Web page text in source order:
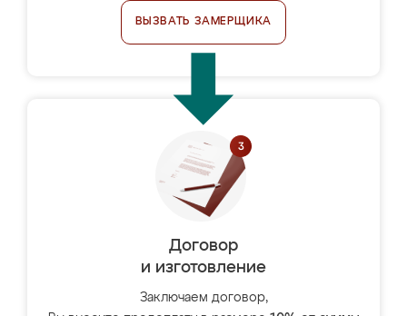
ВЫЗВАТЬ ЗАМЕРЩИКА
Договор
и изготовление
Заключаем договор,